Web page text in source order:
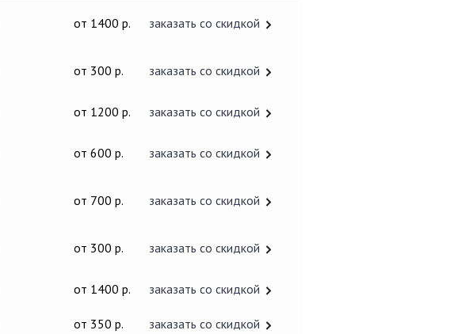
от 1400 р. заказать со скидкой
от 300 р. заказать со скидкой
от 1200 р. заказать со скидкой
от 600 р. заказать со скидкой
от 700 р. заказать со скидкой
от 300 р. заказать со скидкой
от 1400 р. заказать со скидкой
от 350 р. заказать со скидкой